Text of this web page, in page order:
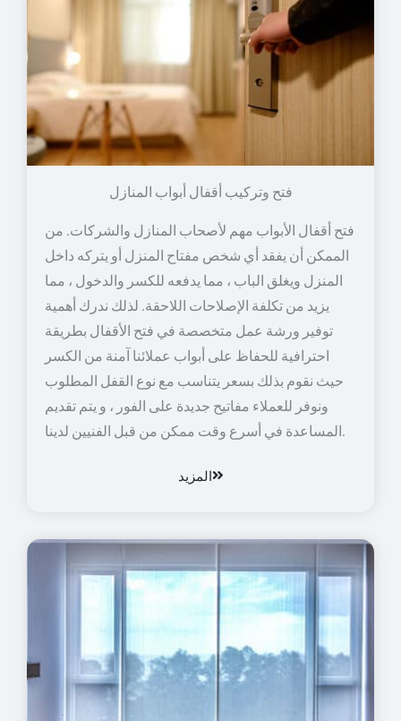
فتح وتركيب أقفال أبواب المنازل
فتح أقفال الأبواب مهم لأصحاب المنازل والشركات. من
الممكن أن يفقد أي شخص مفتاح المنزل أو يتركه داخل
المنزل ويغلق الباب ، مما يدفعه للكسر والدخول ، مما
يزيد من تكلفة الإصلاحات اللاحقة. لذلك ندرك أهمية
توفير ورشة عمل متخصصة في فتح الأقفال بطريقة
احترافية للحفاظ على أبواب عملائنا آمنة من الكسر
حيث نقوم بذلك بسعر يتناسب مع نوع القفل المطلوب
ونوفر للعملاء مفاتيح جديدة على الفور ، و يتم تقديم
المساعدة في أسرع وقت ممكن من قبل الفنيين لدينا.
المزيد